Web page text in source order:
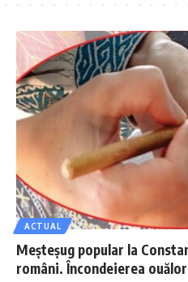
ACTUAL
Meșteșug popular la
români. Încondeierea